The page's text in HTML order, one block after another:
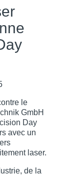
le
GmbH
Day
avec un
laser.
de la